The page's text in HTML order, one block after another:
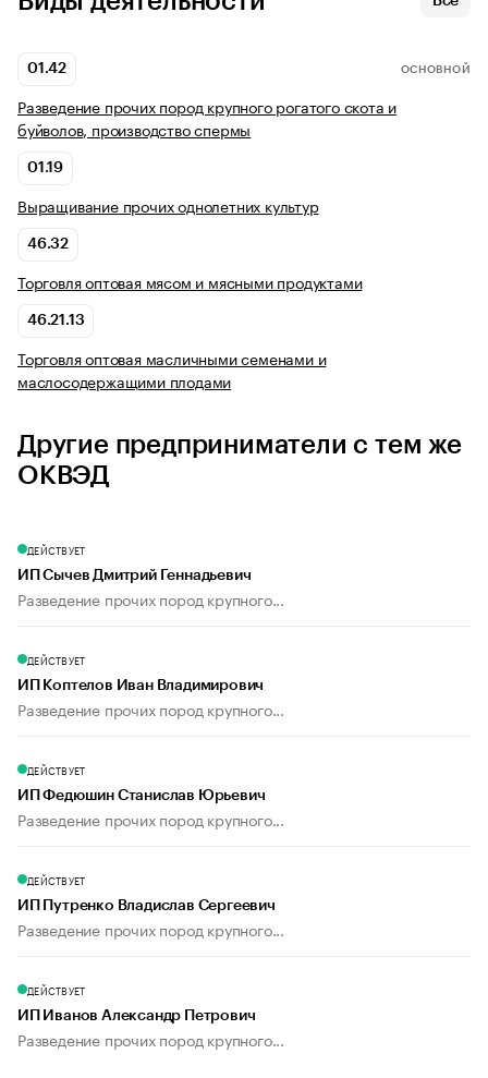
01.42 ОСНОВНОЙ
Разведение прочих пород крупного рогатого скота и
буйволов, производство спермы
01.19
Выращивание прочих однолетних культур
46.32
Торговля оптовая мясом и мясными продуктами
46.21.13
Торговля оптовая масличными семенами и
маслосодержащими плодами
Другие предприниматели с тем же
ОКВЭД
ДЕЙСТВУЕТ
ИП Сычев Дмитрий Геннадьевич
Разведение прочих пород крупного...
ДЕЙСТВУЕТ
ИП Коптелов Иван Владимирович
Разведение прочих пород крупного...
ДЕЙСТВУЕТ
ИП Федюшин Станислав Юрьевич
Разведение прочих пород крупного...
ДЕЙСТВУЕТ
ИП Путренко Владислав Сергеевич
Разведение прочих пород крупного...
ДЕЙСТВУЕТ
ИП Иванов Александр Петрович
Разведение прочих пород крупного...